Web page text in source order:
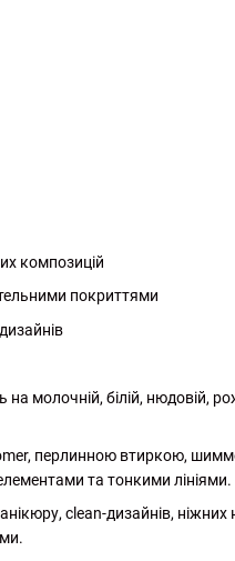
композицій
покриттями
молочній, білій, нюдовій,
перлинною втиркою,
та тонкими лініями.
clean-дизайнів,